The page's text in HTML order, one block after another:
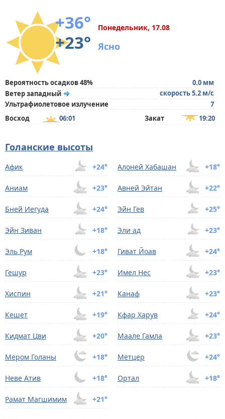
+36°
+23°
Понедельник, 17.08
Ясно
Вероятность осадков 48%
0.0 мм
Ветер западный
скорость 5.2 м/с
Ультрафиолетовое излучение
7
Восход
06:01 Закат 19:20
Голанские высоты
+24°
Афик +18°
Алоней Хабашан
+23°
Аниам +22°
Авней Эйтан
+24°
Бней Иегуда +25°
Эйн Гев
+18°
Эйн Зиван +23°
Эли ад
+18°
Эль Рум +24°
Гиват Йоав
+23°
Гешур +23°
Имел Нес
+21°
Хиспин +23°
Канаф
+19°
Кешет +24°
Кфар Харув
+20°
Кидмат Цви +23°
Маале Гамла
+18°
Мером Голаны +24°
Метцер
+18°
Неве Атив +18°
Ортал
+21°
Рамат Магшимим